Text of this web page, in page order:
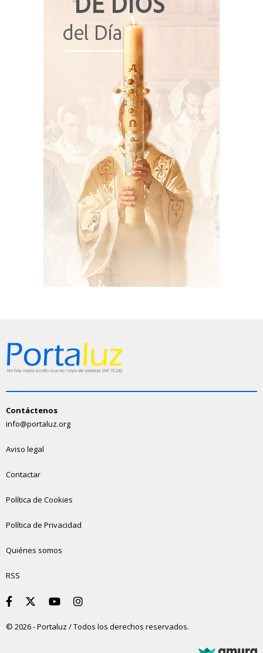
Contáctenos
info@portaluz.org
Aviso legal
Contactar
Política de Cookies
Política de Privacidad
Quiénes somos
RSS
© 2026 - Portaluz / Todos los derechos reservados.